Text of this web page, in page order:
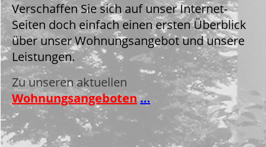
Verschaffen Sie sich auf unser Internet-
Seiten doch einfach einen ersten Überblick
über unser Wohnungsangebot und unsere
Leistungen.
Zu unseren aktuellen
Wohnungsangeboten …